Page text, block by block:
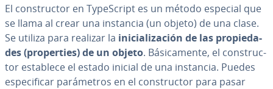
El co­n­s­tru­c­tor en Ty­pe­S­cri­pt es un método especial que
se llama al crear una instancia (un objeto) de una clase.
Se utiliza para realizar la ini­cia­li­za­ción de las pro­pie­da­
des (pro­pe­r­ties) de un objeto. Bá­si­ca­me­n­te, el co­n­s­tru­c­
tor establece el estado inicial de una instancia. Puedes
es­pe­ci­fi­car pa­rá­me­tros en el co­n­s­tru­c­tor para pasar